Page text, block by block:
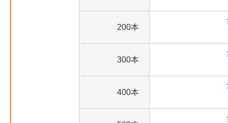
200本
300本
400本